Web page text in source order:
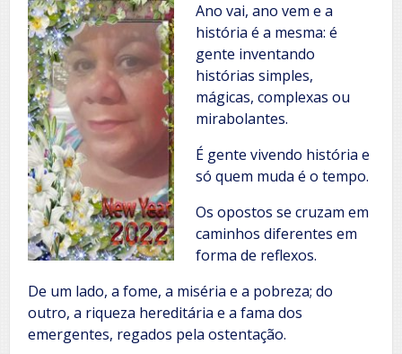
Ano vai, ano vem e a
história é a mesma: é
gente inventando
histórias simples,
mágicas, complexas ou
mirabolantes.
É gente vivendo história e
só quem muda é o tempo.
Os opostos se cruzam em
caminhos diferentes em
forma de reflexos.
De um lado, a fome, a miséria e a pobreza; do
outro, a riqueza hereditária e a fama dos
emergentes, regados pela ostentação.